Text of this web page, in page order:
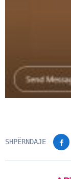
SHPËRNDAJE